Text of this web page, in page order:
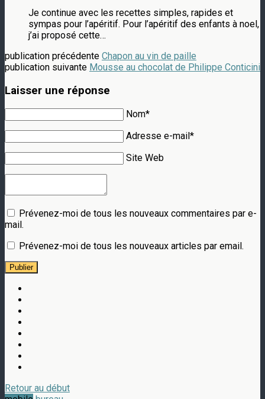
Je continue avec les recettes simples, rapides et
sympas pour l’apéritif. Pour l’apéritif des enfants à noel,
j’ai proposé cette…
publication précédente Chapon au vin de paille
publication suivante Mousse au chocolat de Philippe Conticini
Laisser une réponse
Nom*
Adresse e-mail*
Site Web
Prévenez-moi de tous les nouveaux commentaires par e-
mail.
Prévenez-moi de tous les nouveaux articles par email.
Publier
Retour au début